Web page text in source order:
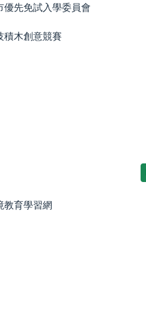
先免試入學委員會
積木創意競賽
教育學習網